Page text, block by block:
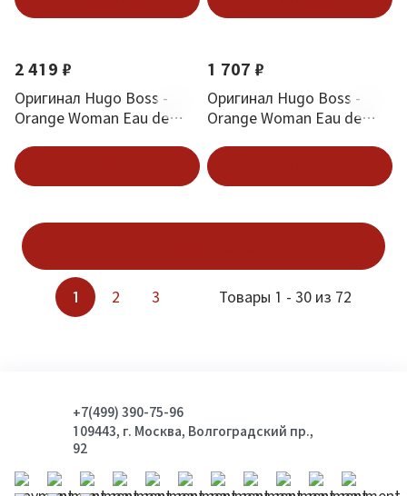
2 419 ₽
Оригинал Hugo Boss -
Orange Woman Eau de
1 707 ₽
Оригинал Hugo Boss -
Orange Woman Eau de
1 2 3 Товары 1 - 30 из 72
+7(499) 390-75-96
109443, г. Москва, Волгоградский пр.,
92